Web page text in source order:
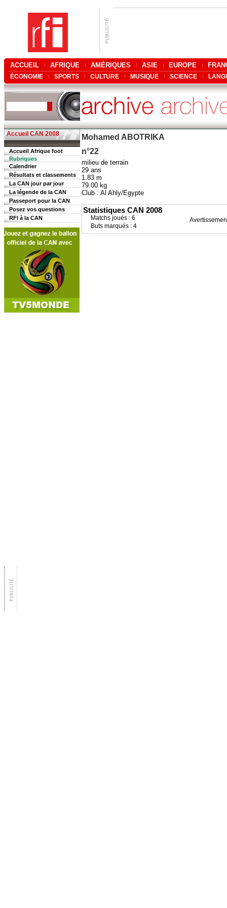
ACCUEIL AFRIQUE AMÉRIQUES ASIE EUROPE
ÉCONOMIE SPORTS CULTURE MUSIQUE SCIENCE
Accueil CAN 2008
Accueil Afrique foot
Rubriques
Calendrier
Résultats et classements
La CAN jour par jour
La légende de la CAN
Passeport pour la CAN
Posez vos questions
RFI à la CAN
Mohamed ABOTRIKA
n°22
milieu de terrain
29 ans
1.83 m
79.00 kg
Club : Al Ahly/Egypte
Statistiques CAN 2008
Matchs joués : 6
Buts marqués : 4